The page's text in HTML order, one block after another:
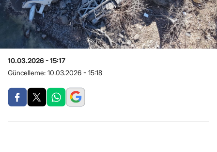
10.03.2026 - 15:17
Güncelleme: 10.03.2026 - 15:18